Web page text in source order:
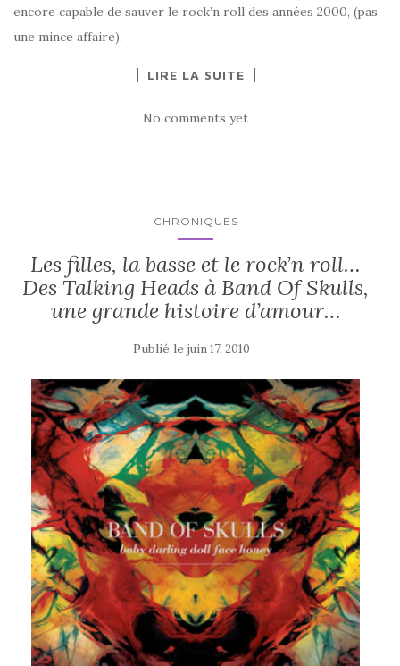
encore capable de sauver le rock’n roll des années 2000, (pas
une mince affaire).
LIRE LA SUITE
No comments yet
CHRONIQUES
Les filles, la basse et le rock’n roll…
Des Talking Heads à Band Of Skulls,
une grande histoire d’amour…
Publié le juin 17, 2010